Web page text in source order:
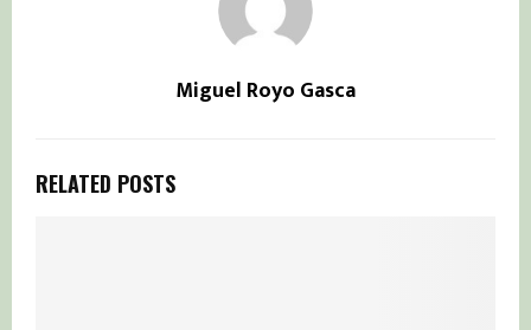
Miguel Royo Gasca
RELATED POSTS